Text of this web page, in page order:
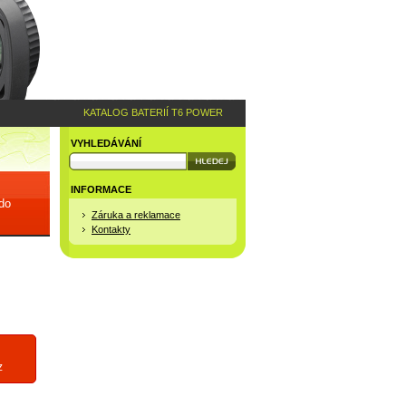
VYHLEDÁVÁNÍ
INFORMACE
Záruka a reklamace
Kontakty
KATALOG BATERIÍ T6 POWER